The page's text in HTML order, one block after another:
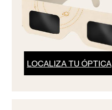
LOCALIZA TU ÓPTICA